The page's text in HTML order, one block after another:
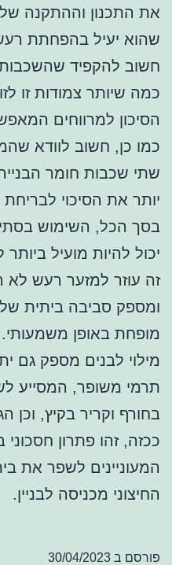
את התכנון וההתקנה של
שהוא יעיל בהפחתת
חשוב להקפיד שהשכבות
כמה שיותר צמודות זו
הסיכון למרווחים
כמו כן, חשוב לוודא
שתי שכבות חומר
יותר את הסיכוי לבריחת
בסך הכל, השימוש
יכול להיות מועיל
זה עוזר למזער רעש לא
ומספק סביבה ביתית
מופחת באופן משמעותי.
מילוי לבנים מספק גם
תרמי משופר, המסייע
בחורף וקריר בקיץ,
ככזה, זהו פתרון
המעוניינים לשפר את
החיצוני מכניסה לבניין.
פורסם ב 30/04/2023